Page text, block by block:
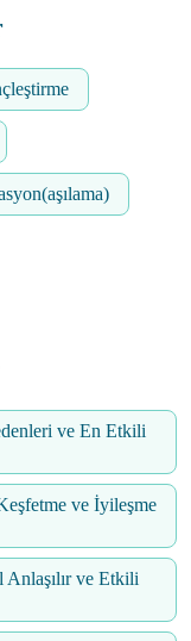
ve En Etkili
ve İyileşme
Anlaşılır ve Etkili